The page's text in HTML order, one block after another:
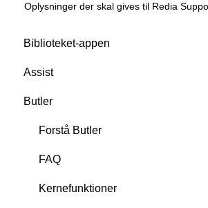
Oplysninger der skal gives til Redia
Biblioteket-appen
Forstå Biblioteket-appen
Basisfunktioner
Tilkøbsfunktioner: All-in-One
Tilkøbsfunktion: Lån & Aflever
Tilkøbsfunktion: Kø+
Assist
Forstå Assist
Scan, opret og slet RFID-tags
FAQ
Funktioner
Butler
Forstå Butler
FAQ
Kernefunktioner